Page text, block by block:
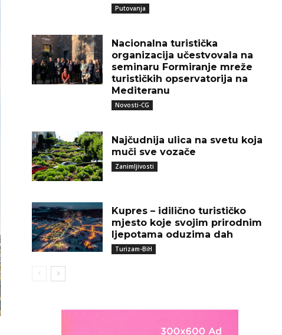
Putovanja
Nacionalna turistička
organizacija učestvovala na
seminaru Formiranje mreže
turističkih opservatorija na
Mediteranu
Novosti-CG
Najčudnija ulica na svetu koja
muči sve vozače
Zanimljivosti
Kupres – idilično turističko
mjesto koje svojim prirodnim
ljepotama oduzima dah
Turizam-BiH